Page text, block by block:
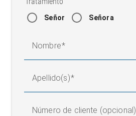
Señor Señora
Nombre
Apellido(s)
Número de cliente (opcional)